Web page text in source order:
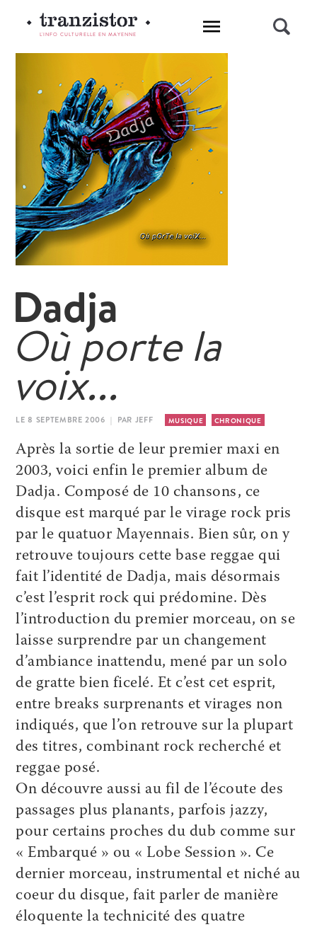
L'INFO CULTURELLE EN MAYENNE
Dadja
Où porte la
voix...
LE 8 SEPTEMBRE 2006 | PAR JEFF MUSIQUE CHRONIQUE
Après la sortie de leur premier maxi en
2003, voici enfin le premier album de
Dadja. Composé de 10 chansons, ce
disque est marqué par le virage rock pris
par le quatuor Mayennais. Bien sûr, on y
retrouve toujours cette base reggae qui
fait l’identité de Dadja, mais désormais
c’est l’esprit rock qui prédomine. Dès
l’introduction du premier morceau, on se
laisse surprendre par un changement
d’ambiance inattendu, mené par un solo
de gratte bien ficelé. Et c’est cet esprit,
entre breaks surprenants et virages non
indiqués, que l’on retrouve sur la plupart
des titres, combinant rock recherché et
reggae posé.
On découvre aussi au fil de l’écoute des
passages plus planants, parfois jazzy,
pour certains proches du dub comme sur
« Embarqué » ou « Lobe Session ». Ce
dernier morceau, instrumental et niché au
coeur du disque, fait parler de manière
éloquente la technicité des quatre